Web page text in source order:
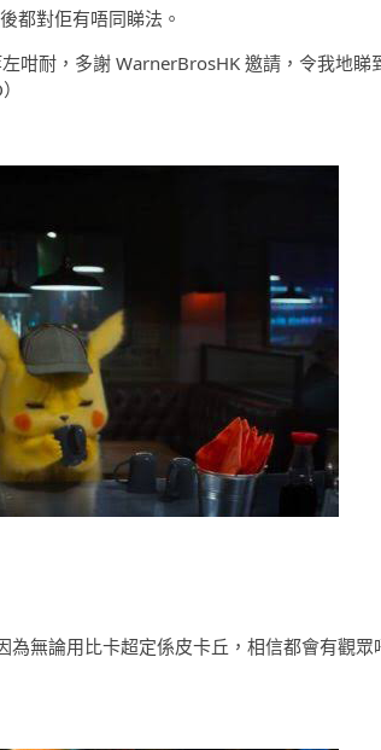
都對佢有唔同睇法。
咁耐，多謝 WarnerBrosHK 邀請，令我地睇
為無論用比卡超定係皮卡丘，相信都會有觀眾